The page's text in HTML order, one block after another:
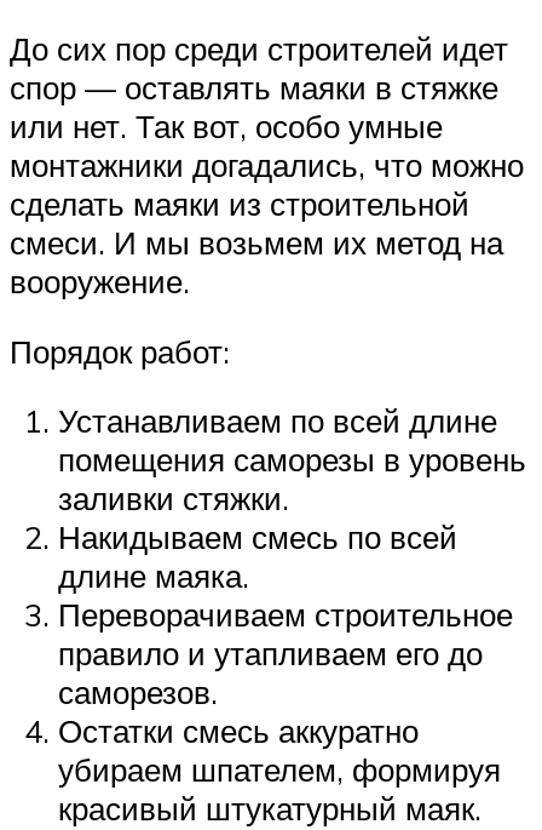
До сих пор среди строителей идет
спор — оставлять маяки в стяжке
или нет. Так вот, особо умные
монтажники догадались, что можно
сделать маяки из строительной
смеси. И мы возьмем их метод на
вооружение.
Порядок работ:
Устанавливаем по всей длине
помещения саморезы в уровень
заливки стяжки.
Накидываем смесь по всей
длине маяка.
Переворачиваем строительное
правило и утапливаем его до
саморезов.
Остатки смесь аккуратно
убираем шпателем, формируя
красивый штукатурный маяк.